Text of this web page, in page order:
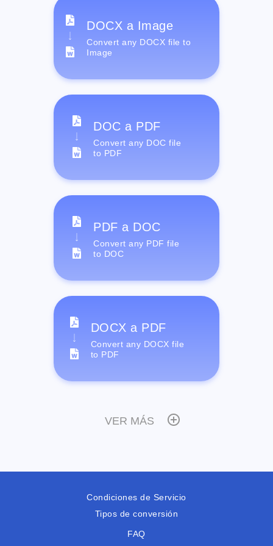
DOCX a Image
Convert any DOCX file to
Image
DOC a PDF
Convert any DOC file
to PDF
PDF a DOC
Convert any PDF file
to DOC
DOCX a PDF
Convert any DOCX file
to PDF
VER MÁS
Condiciones de Servicio
Tipos de conversión
FAQ